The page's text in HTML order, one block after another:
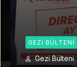
GEZI BÜLTENI
Gezi Bülteni